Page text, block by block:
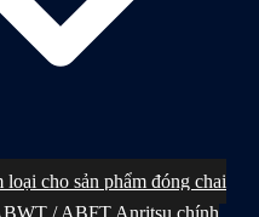
cho sản phẩm đóng chai
/ ABFT Anritsu chính